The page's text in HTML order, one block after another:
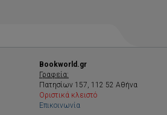
Bookworld.gr
Γραφεία:
Πατησίων 157, 112 52 Αθήνα
Οριστικά κλειστό
Επικοινωνία